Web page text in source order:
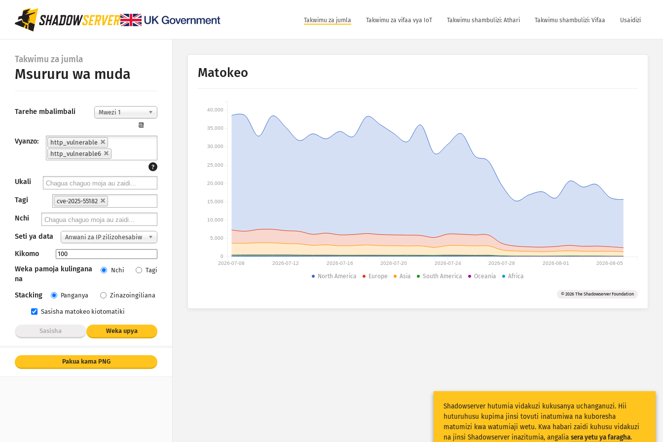
Takwimu za jumla Takwimu za vifaa vya IoT Takwimu shambulizi: Athari Takwimu shambulizi: Vifaa Usaidizi
Takwimu za jumla
Msururu wa muda
Tarehe mbalimbali Mwezi 1
📆
Vyanzo:
http_vulnerable
http_vulnerable6
?
Ukali
Tagi cve-2025-55182
Nchi
Seti ya data
Anwani za IP zilizohesabiw
a
Kikomo
Weka pamoja kulingana
na
Nchi Tagi
Stacking Panganya Zinazoingiliana
Sasisha matokeo kiotomatiki
Sasisha Weka upya
Pakua kama PNG
Matokeo
2026-07-08 2026-07-12 2026-07-16 2026-07-20 2026-07-24 2026-07-28 2026-08-01 2026-08-05
0
5,000
10,000
15,000
20,000
25,000
30,000
35,000
40,000
North America Europe Asia South America Oceania Africa
© 2026 The Shadowserver Foundation
Shadowserver hutumia vidakuzi kukusanya uchanganuzi. Hii
huturuhusu kupima jinsi tovuti inatumiwa na kuboresha
matumizi kwa watumiaji wetu. Kwa habari zaidi kuhusu vidakuzi
na jinsi Shadowserver inazitumia, angalia sera yetu ya faragha.